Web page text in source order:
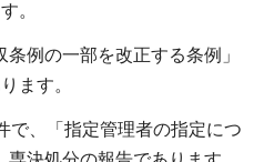
。
例の一部を改正する条例」
ます。
で、「指定管理者の指定につ